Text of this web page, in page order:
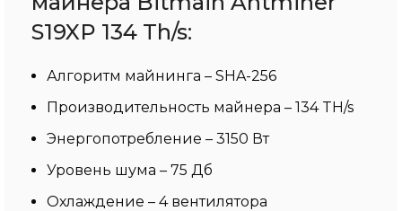
S19XP 134 Th/s:
Алгоритм майнинга – SHA-256
Производительность майнера – 134 TH/s
Энергопотребление – 3150 Вт
Уровень шума – 75 Дб
Охлаждение – 4 вентилятора